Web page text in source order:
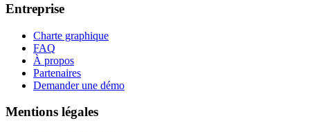
Entreprise
Charte graphique
FAQ
À propos
Partenaires
Demander une démo
Mentions légales